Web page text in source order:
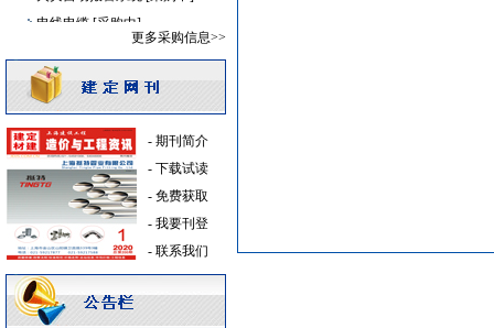
电线电缆 [采购中]
[采购中]
油漆涂料
简单装修
日光灯 [采购中]
仪器仪表 [采购中]
低压电器 [采购中]
变配电 [采购中]
胡桃木 [采购中]
卫浴洁具 [采购中]
低压电器 [采购中]
电气控制开关
更多采购信息>>
- 期刊简介
- 下载试读
- 免费获取
- 我要刊登
- 联系我们